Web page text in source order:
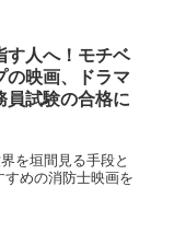
す人へ！モチベ
の映画、ドラマ
員試験の合格に
を垣間見る手段と
めの消防士映画を